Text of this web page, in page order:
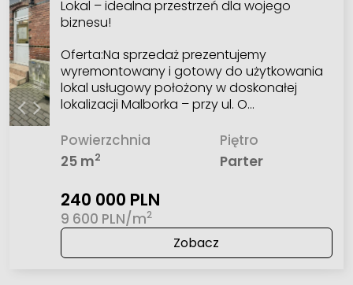
Lokal – idealna przestrzeń dla wojego
biznesu!
Oferta:Na sprzedaż prezentujemy
wyremontowany i gotowy do użytkowania
lokal usługowy położony w doskonałej
lokalizacji Malborka – przy ul. O…
Powierzchnia
25 m2
Piętro
Parter
240 000 PLN
9 600 PLN/m2
Zobacz